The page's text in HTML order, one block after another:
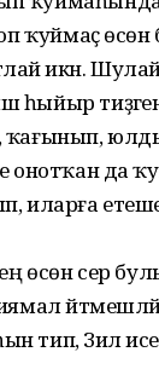
ҡуймаҫ
икән.
һы­йыр
ҡа­ғынып,
онотҡан да
иларға
өсөн сер
тип, Зилә